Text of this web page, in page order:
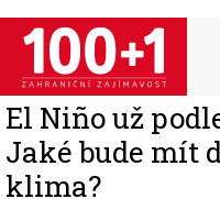
Přejít
hlavnímu
obsahu
El Niño už
Jaké bude mít
klima?